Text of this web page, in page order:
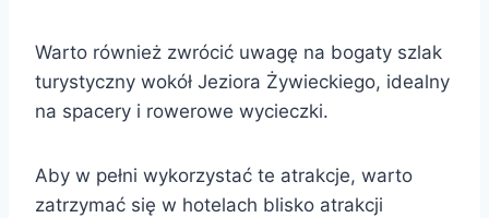
Warto również zwrócić uwagę na bogaty szlak
turystyczny wokół Jeziora Żywieckiego, idealny
na spacery i rowerowe wycieczki.
Aby w pełni wykorzystać te atrakcje, warto
zatrzymać się w hotelach blisko atrakcji